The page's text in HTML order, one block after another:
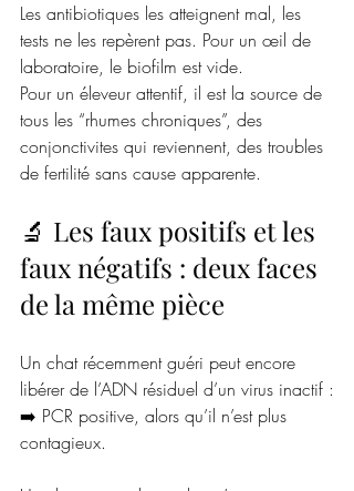
Les antibiotiques les atteignent mal, les
tests ne les repèrent pas. Pour un œil de
laboratoire, le biofilm est vide.
Pour un éleveur attentif, il est la source de
tous les “rhumes chroniques”, des
conjonctivites qui reviennent, des troubles
de fertilité sans cause apparente.
🔬 Les faux positifs et les
faux négatifs : deux faces
de la même pièce
Un chat récemment guéri peut encore
libérer de l’ADN résiduel d’un virus inactif :
➡️ PCR positive, alors qu’il n’est plus
contagieux.